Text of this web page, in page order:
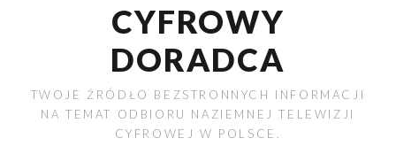
CYFROWY
DORADCA
TWOJE ŹRÓDŁO BEZSTRONNYCH INFORMACJI
NA TEMAT ODBIORU NAZIEMNEJ TELEWIZJI
CYFROWEJ W POLSCE.